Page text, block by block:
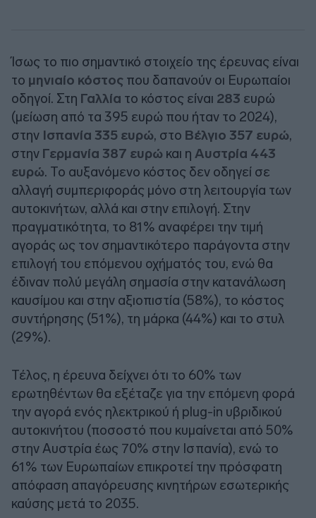
Ίσως το πιο σημαντικό στοιχείο της έρευνας είναι
το μηνιαίο κόστος που δαπανούν οι Ευρωπαίοι
οδηγοί. Στη Γαλλία το κόστος είναι 283 ευρώ
(μείωση από τα 395 ευρώ που ήταν το 2024),
στην Ισπανία 335 ευρώ, στο Βέλγιο 357 ευρώ,
στην Γερμανία 387 ευρώ και η Αυστρία 443
ευρώ. Το αυξανόμενο κόστος δεν οδηγεί σε
αλλαγή συμπεριφοράς μόνο στη λειτουργία των
αυτοκινήτων, αλλά και στην επιλογή. Στην
πραγματικότητα, το 81% αναφέρει την τιμή
αγοράς ως τον σημαντικότερο παράγοντα στην
επιλογή του επόμενου οχήματός του, ενώ θα
έδιναν πολύ μεγάλη σημασία στην κατανάλωση
καυσίμου και στην αξιοπιστία (58%), το κόστος
συντήρησης (51%), τη μάρκα (44%) και το στυλ
(29%).
Τέλος, η έρευνα δείχνει ότι το 60% των
ερωτηθέντων θα εξέταζε για την επόμενη φορά
την αγορά ενός ηλεκτρικού ή plug-in υβριδικού
αυτοκινήτου (ποσοστό που κυμαίνεται από 50%
στην Αυστρία έως 70% στην Ισπανία), ενώ το
61% των Ευρωπαίων επικροτεί την πρόσφατη
απόφαση απαγόρευσης κινητήρων εσωτερικής
καύσης μετά το 2035.